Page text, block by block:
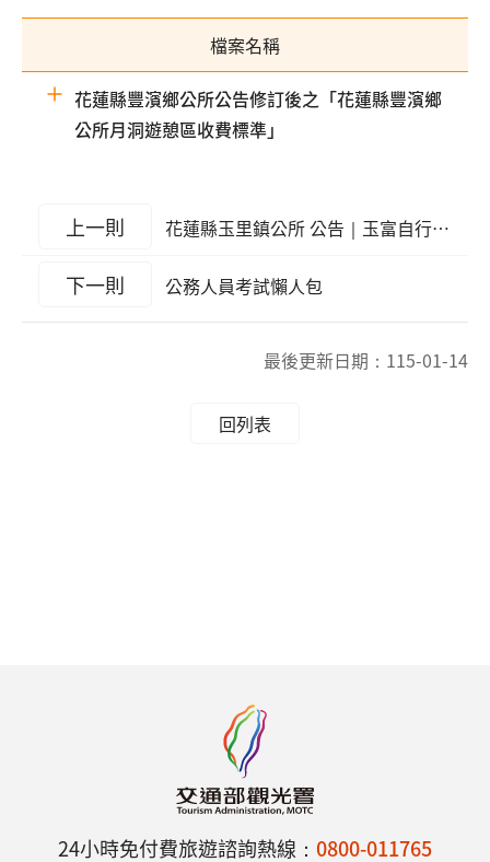
檔案名稱
花蓮縣豐濱鄉公所公告修訂後之「花蓮縣豐濱鄉
公所月洞遊憩區收費標準」
上一則 花蓮縣玉里鎮公所 公告｜玉富自行車道禁止汽機車極為型電動二輪車進入
下一則 公務人員考試懶人包
最後更新日期： 115-01-14
回列表
24小時免付費旅遊諮詢熱線： 0800-011765